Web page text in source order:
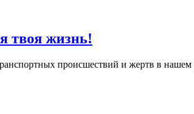
твоя жизнь!
происшествий и жертв в